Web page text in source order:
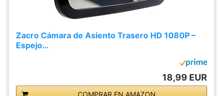
Zacro Cámara de Asiento Trasero HD 1080P –
Espejo…
18,99 EUR